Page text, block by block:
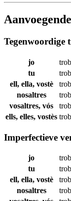
Tegenwoordige
jo
tu
ell, ella, vostè
nosaltres
vosaltres, vós
ells, elles, vostès
Imperfectieve
jo
tu
ell, ella, vostè
nosaltres